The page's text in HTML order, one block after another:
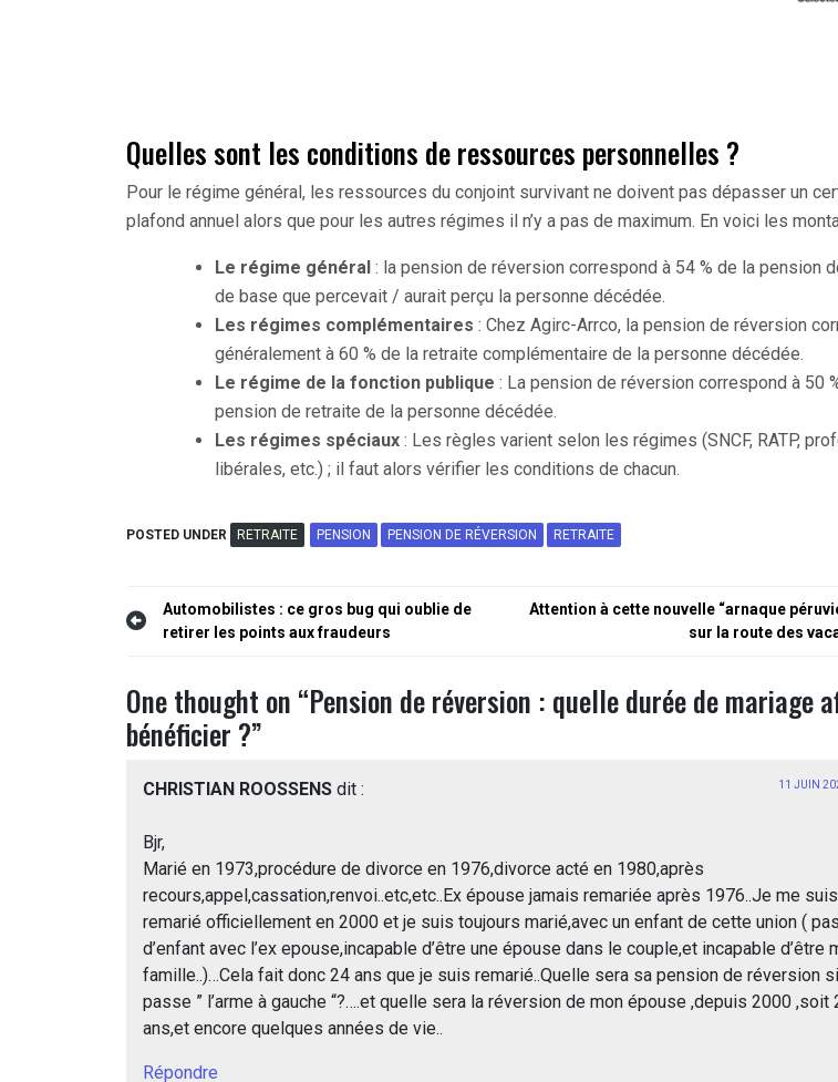
Quelles sont les conditions de ressources personnelles ?
Pour le régime général, les ressources du conjoint survivant ne doivent pas dépasser un
plafond annuel alors que pour les autres régimes il n’y a pas de maximum. En voici les
Le régime général : la pension de réversion correspond à 54 % de la pension
de base que percevait / aurait perçu la personne décédée.
Les régimes complémentaires : Chez Agirc-Arrco, la pension de réversion
généralement à 60 % de la retraite complémentaire de la personne décédée.
Le régime de la fonction publique : La pension de réversion correspond à 50
pension de retraite de la personne décédée.
Les régimes spéciaux : Les règles varient selon les régimes (SNCF, RATP,
libérales, etc.) ; il faut alors vérifier les conditions de chacun.
POSTED UNDER RETRAITE PENSION PENSION DE RÉVERSION RETRAITE
Navigation
l’article
Automobilistes : ce gros bug qui oublie de
retirer les points aux fraudeurs
Attention à cette nouvelle “arnaque
sur la route des
One thought on “Pension de réversion : quelle durée de mariage
bénéficier ?”
CHRISTIAN ROOSSENS dit : 11 JUIN
Bjr,
Marié en 1973,procédure de divorce en 1976,divorce acté en 1980,après
recours,appel,cassation,renvoi..etc,etc..Ex épouse jamais remariée après 1976..Je me suis
remarié officiellement en 2000 et je suis toujours marié,avec un enfant de cette union ( pas
d’enfant avec l’ex epouse,incapable d’être une épouse dans le couple,et incapable d’être
famille..)…Cela fait donc 24 ans que je suis remarié..Quelle sera sa pension de réversion
passe ” l’arme à gauche “?….et quelle sera la réversion de mon épouse ,depuis 2000 ,soit
ans,et encore quelques années de vie..
Répondre